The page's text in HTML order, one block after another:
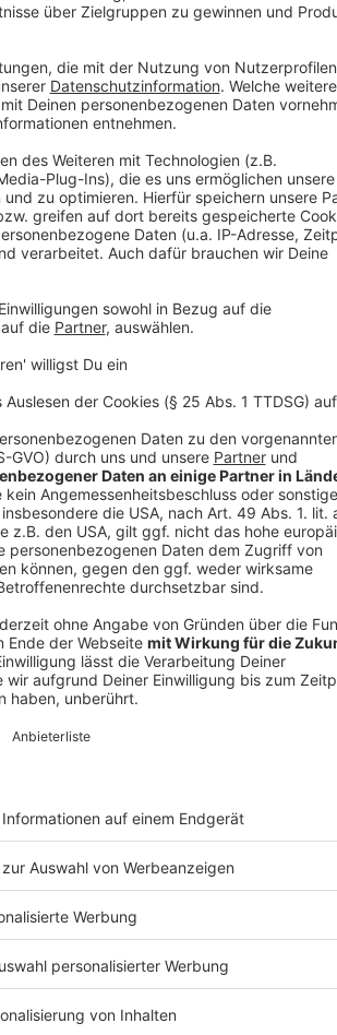
? Wie Mike sich so geschlagen
dich da nicht!"
Rücksicht hab ich schon
hofft, dass wir Ihn auch wieder aufhelfen
wieder zurück in der Morningshow
Morningshow Moderator für ein paar
Praktikanten Mike auf Ice. Daniel
ist auf jeden Fall froh, dass er nicht an